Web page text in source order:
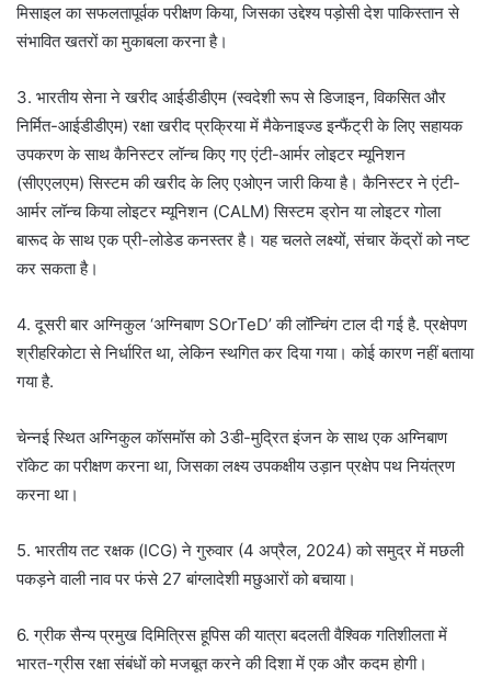
मिसाइल का सफलतापूर्वक परीक्षण किया, जिसका उद्देश्य पड़ोसी देश पाकिस्तान से
संभावित खतरों का मुकाबला करना है।
3. भारतीय सेना ने खरीद आईडीडीएम (स्वदेशी रूप से डिजाइन, विकसित और
निर्मित-आईडीडीएम) रक्षा खरीद प्रक्रिया में मैकेनाइज्ड इन्फैंट्री के लिए सहायक
उपकरण के साथ कैनिस्टर लॉन्च किए गए एंटी-आर्मर लोइटर म्यूनिशन
(सीएएलएम) सिस्टम की खरीद के लिए एओएन जारी किया है। कैनिस्टर ने एंटी-
आर्मर लॉन्च किया लोइटर म्यूनिशन (CALM) सिस्टम ड्रोन या लोइटर गोला
बारूद के साथ एक प्री-लोडेड कनस्तर है। यह चलते लक्ष्यों, संचार केंद्रों को नष्ट
कर सकता है।
4. दूसरी बार अग्निकुल ‘अग्निबाण SOrTeD’ की लॉन्चिंग टाल दी गई है. प्रक्षेपण
श्रीहरिकोटा से निर्धारित था, लेकिन स्थगित कर दिया गया। कोई कारण नहीं बताया
गया है.
चेन्नई स्थित अग्निकुल कॉसमॉस को 3डी-मुद्रित इंजन के साथ एक अग्निबाण
रॉकेट का परीक्षण करना था, जिसका लक्ष्य उपकक्षीय उड़ान प्रक्षेप पथ नियंत्रण
करना था।
5. भारतीय तट रक्षक (ICG) ने गुरुवार (4 अप्रैल, 2024) को समुद्र में मछली
पकड़ने वाली नाव पर फंसे 27 बांग्लादेशी मछुआरों को बचाया।
6. ग्रीक सैन्य प्रमुख दिमित्रिस हूपिस की यात्रा बदलती वैश्विक गतिशीलता में
भारत-ग्रीस रक्षा संबंधों को मजबूत करने की दिशा में एक और कदम होगी।